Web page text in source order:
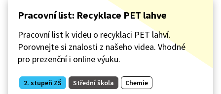
Pracovní list: Recyklace PET lahve
Pracovní list k videu o recyklaci PET lahví.
Porovnejte si znalosti z našeho videa. Vhodné
pro prezenční i online výuku.
2. stupeň ZŠ Střední škola Chemie